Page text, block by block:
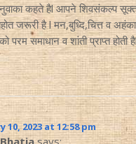
कहते हैl आपने शिवसंकल्प
जरूरी है l मन,बुध्दि,चित्त व‌
परम समाधान व शांती प्राप्त होती
10, 2023 at 12:58 pm
says: